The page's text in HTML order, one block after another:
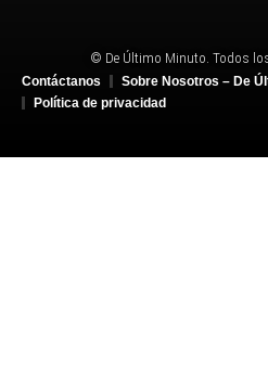
© De Último Minuto. Todos
Contáctanos
Sobre Nosotros – De
Política de privacidad